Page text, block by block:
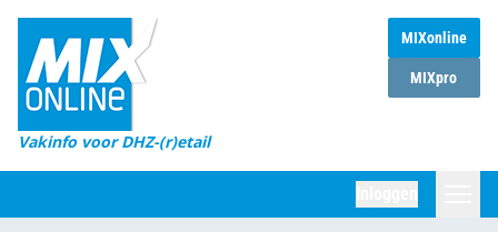
MIXonline
MIXpro
Vakinfo voor DHZ-(r)etail
Home
Magazines
DHZ Sessie